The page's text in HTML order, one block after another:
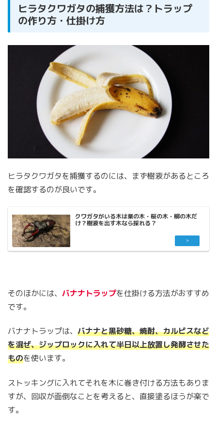
ヒラタクワガタの捕獲方法は？トラップ
の作り方・仕掛け方
ヒラタクワガタを捕獲するのには、まず樹液があるところ
を確認するのが良いです。
クワガタがいる木は栗の木・桜の木・柳の木だ
け？樹液を出す木なら採れる？
そのほかには、 バナナトラップを仕掛ける方法がおすすめ
です。
バナナトラップは、 バナナと黒砂糖、焼酎、カルピスなど
を混ぜ、ジップロックに入れて半日以上放置し発酵させた
ものを使います。
ストッキングに入れてそれを木に巻き付ける方法もありま
すが、回収が面倒なことを考えると、直接塗るほうが楽で
す。